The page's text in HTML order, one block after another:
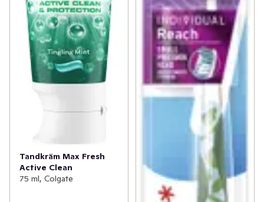
Tandkräm Max Fresh
Active Clean
75 ml, Colgate